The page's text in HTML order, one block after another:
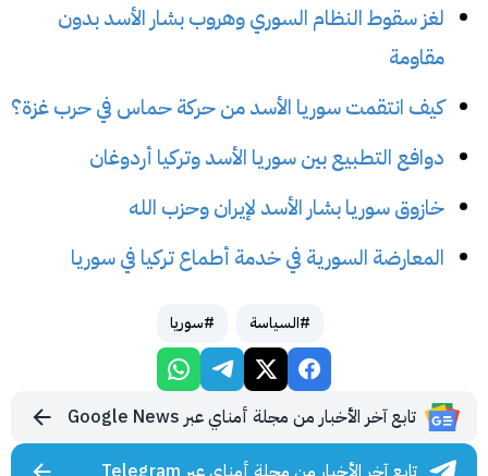
لغز سقوط النظام السوري وهروب بشار الأسد بدون
مقاومة
كيف انتقمت سوريا الأسد من حركة حماس في حرب غزة؟
دوافع التطبيع بين سوريا الأسد وتركيا أردوغان
خازوق سوريا بشار الأسد لإيران وحزب الله
المعارضة السورية في خدمة أطماع تركيا في سوريا
#السياسة #سوريا
تابع آخر الأخبار من مجلة أمناي عبر Google News